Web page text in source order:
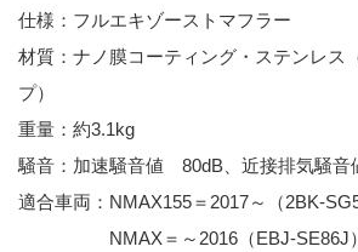
仕様：フルエキゾーストマフラー
材質：ナノ膜コーティング・ステンレス
プ）
重量：約3.1kg
騒音：加速騒音値 80dB、近接排気騒
適合車両：NMAX155＝2017～（2BK-
NMAX＝～2016（EBJ-SE86J）